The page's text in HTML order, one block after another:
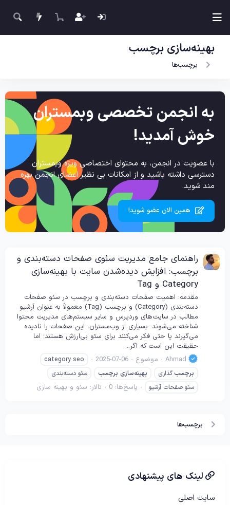
بهینه‌سازی برچسب
برچسب‌ها
به انجمن تخصصی وبمستران
خوش آمدید!
با عضویت در انجمن، به محتوای اختصاصی ویژه وبمستران
دسترسی داشته باشید و از امکانات بی نظیر اعضای انجمن بهره
مند شوید.
همین الان عضو شوید!
راهنمای جامع مدیریت سئوی صفحات دسته‌بندی و
برچسب: افزایش دیده‌شدن سایت با بهینه‌سازی
Category و Tag
مقدمه: اهمیت صفحات دسته‌بندی و برچسب در سئو صفحات
دسته‌بندی (Category) و برچسب (Tag) معمولاً به عنوان آرشیو
مطالب در سایت‌های وردپرس و سایر سیستم‌های مدیریت محتوا
شناخته می‌شوند. بسیاری از وب‌مستران، این صفحات را نادیده
می‌گیرند یا حتی فکر می‌کنند برای سئو بی‌ارزش هستند؛ اما
حقیقت این است که اگر...
Ahmad
موضوع 2025-07-06
category seo
برچسبگذاری بهینه‌سازی برچسب
سئو دسته‌بندی
سئو صفحات آرشیو
پاسخ‌ها: 0 تالار: سئو و بهینه سازی
برچسب‌ها
لینک های پیشنهادی
سایت اصلی